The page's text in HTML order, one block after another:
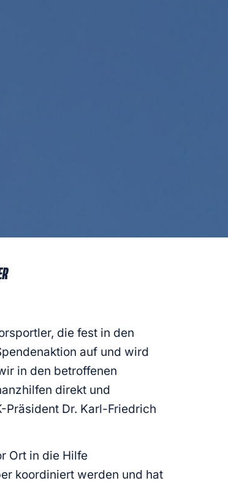
die fest in den
auf und wird
in den betroffenen
direkt und
Präsident Dr. Karl-Friedrich
Ort in die Hilfe
koordiniert werden und hat